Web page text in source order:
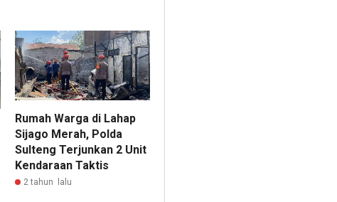
Rumah Warga di Lahap
Sijago Merah, Polda
Sulteng Terjunkan 2 Unit
Kendaraan Taktis
2 tahun lalu